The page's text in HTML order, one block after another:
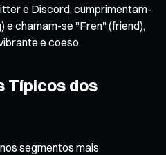
e Discord, cumprimentam-
e chamam-se "Fren" (friend),
e coeso.
Típicos dos
segmentos mais